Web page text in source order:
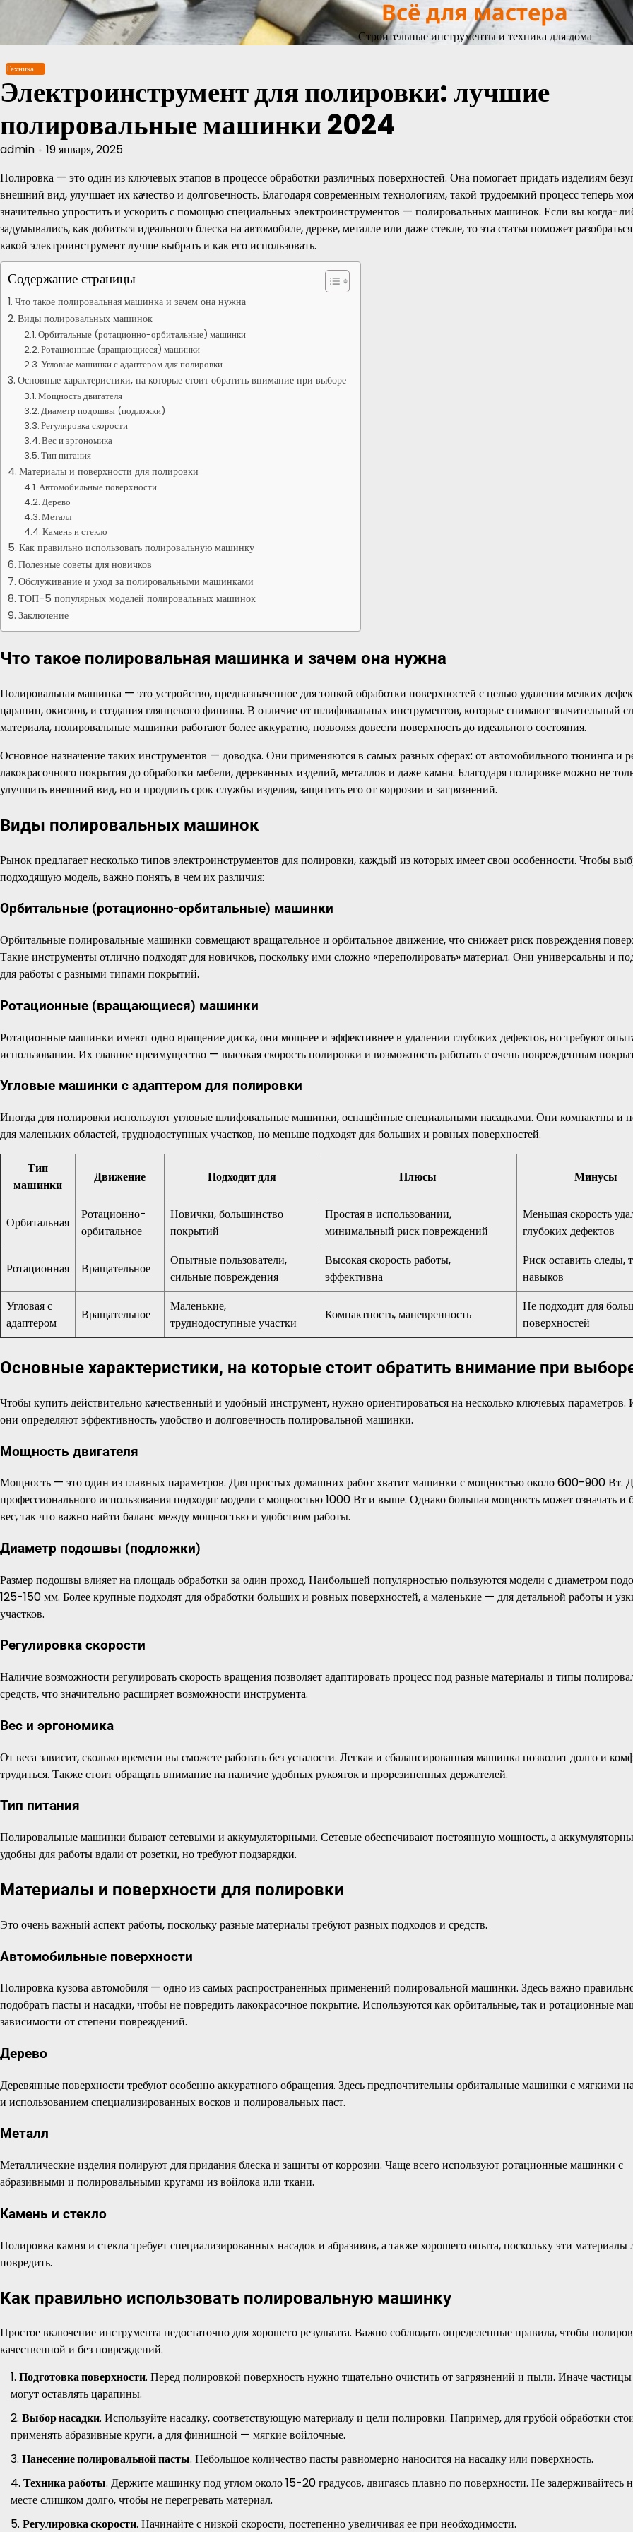
содержимому
Всё для мастера
Строительные инструменты и техника для дома
Техника
Электроинструмент для полировки: лучшие
полировальные машинки 2024
admin
19 января, 2025
Полировка — это один из ключевых этапов в процессе обработки различных поверхностей. Она помогает придать изделиям
внешний вид, улучшает их качество и долговечность. Благодаря современным технологиям, такой трудоемкий процесс теперь
значительно упростить и ускорить с помощью специальных электроинструментов — полировальных машинок. Если вы когда-
задумывались, как добиться идеального блеска на автомобиле, дереве, металле или даже стекле, то эта статья поможет
какой электроинструмент лучше выбрать и как его использовать.
Содержание страницы
Что такое полировальная машинка и зачем она нужна
Виды полировальных машинок
Орбитальные (ротационно-орбитальные) машинки
Ротационные (вращающиеся) машинки
Угловые машинки с адаптером для полировки
Основные характеристики, на которые стоит обратить внимание при выборе
Мощность двигателя
Диаметр подошвы (подложки)
Регулировка скорости
Вес и эргономика
Тип питания
Материалы и поверхности для полировки
Автомобильные поверхности
Дерево
Металл
Камень и стекло
Как правильно использовать полировальную машинку
Полезные советы для новичков
Обслуживание и уход за полировальными машинками
ТОП-5 популярных моделей полировальных машинок
Заключение
Что такое полировальная машинка и зачем она нужна
Полировальная машинка — это устройство, предназначенное для тонкой обработки поверхностей с целью удаления мелких
царапин, окислов, и создания глянцевого финиша. В отличие от шлифовальных инструментов, которые снимают значительный
материала, полировальные машинки работают более аккуратно, позволяя довести поверхность до идеального состояния.
Основное назначение таких инструментов — доводка. Они применяются в самых разных сферах: от автомобильного тюнинга и
лакокрасочного покрытия до обработки мебели, деревянных изделий, металлов и даже камня. Благодаря полировке можно не
улучшить внешний вид, но и продлить срок службы изделия, защитить его от коррозии и загрязнений.
Виды полировальных машинок
Рынок предлагает несколько типов электроинструментов для полировки, каждый из которых имеет свои особенности. Чтобы
подходящую модель, важно понять, в чем их различия:
Орбитальные (ротационно-орбитальные) машинки
Орбитальные полировальные машинки совмещают вращательное и орбитальное движение, что снижает риск повреждения
Такие инструменты отлично подходят для новичков, поскольку ими сложно «переполировать» материал. Они универсальны и
для работы с разными типами покрытий.
Ротационные (вращающиеся) машинки
Ротационные машинки имеют одно вращение диска, они мощнее и эффективнее в удалении глубоких дефектов, но требуют
использовании. Их главное преимущество — высокая скорость полировки и возможность работать с очень поврежденным
Угловые машинки с адаптером для полировки
Иногда для полировки используют угловые шлифовальные машинки, оснащённые специальными насадками. Они компактны и
для маленьких областей, труднодоступных участков, но меньше подходят для больших и ровных поверхностей.
Тип
машинки
Движение Подходит для Плюсы Минусы
Орбитальная
Ротационно-
орбитальное
Новички, большинство
покрытий
Простая в использовании,
минимальный риск повреждений
Меньшая скорость
глубоких дефектов
Ротационная Вращательное
Опытные пользователи,
сильные повреждения
Высокая скорость работы,
эффективна
Риск оставить следы,
навыков
Угловая с
адаптером
Вращательное
Маленькие,
труднодоступные участки
Компактность, маневренность
Не подходит для
поверхностей
Основные характеристики, на которые стоит обратить внимание при
Чтобы купить действительно качественный и удобный инструмент, нужно ориентироваться на несколько ключевых
они определяют эффективность, удобство и долговечность полировальной машинки.
Мощность двигателя
Мощность — это один из главных параметров. Для простых домашних работ хватит машинки с мощностью около 600-900 Вт.
профессионального использования подходят модели с мощностью 1000 Вт и выше. Однако большая мощность может означать и
вес, так что важно найти баланс между мощностью и удобством работы.
Диаметр подошвы (подложки)
Размер подошвы влияет на площадь обработки за один проход. Наибольшей популярностью пользуются модели с диаметром
125-150 мм. Более крупные подходят для обработки больших и ровных поверхностей, а маленькие — для детальной работы и
участков.
Регулировка скорости
Наличие возможности регулировать скорость вращения позволяет адаптировать процесс под разные материалы и типы
средств, что значительно расширяет возможности инструмента.
Вес и эргономика
От веса зависит, сколько времени вы сможете работать без усталости. Легкая и сбалансированная машинка позволит долго и
трудиться. Также стоит обращать внимание на наличие удобных рукояток и прорезиненных держателей.
Тип питания
Полировальные машинки бывают сетевыми и аккумуляторными. Сетевые обеспечивают постоянную мощность, а
удобны для работы вдали от розетки, но требуют подзарядки.
Материалы и поверхности для полировки
Это очень важный аспект работы, поскольку разные материалы требуют разных подходов и средств.
Автомобильные поверхности
Полировка кузова автомобиля — одно из самых распространенных применений полировальной машинки. Здесь важно
подобрать пасты и насадки, чтобы не повредить лакокрасочное покрытие. Используются как орбитальные, так и ротационные
зависимости от степени повреждений.
Дерево
Деревянные поверхности требуют особенно аккуратного обращения. Здесь предпочтительны орбитальные машинки с мягкими
и использованием специализированных восков и полировальных паст.
Металл
Металлические изделия полируют для придания блеска и защиты от коррозии. Чаще всего используют ротационные машинки с
абразивными и полировальными кругами из войлока или ткани.
Камень и стекло
Полировка камня и стекла требует специализированных насадок и абразивов, а также хорошего опыта, поскольку эти материалы
повредить.
Как правильно использовать полировальную машинку
Простое включение инструмента недостаточно для хорошего результата. Важно соблюдать определенные правила, чтобы
качественной и без повреждений.
Подготовка поверхности. Перед полировкой поверхность нужно тщательно очистить от загрязнений и пыли. Иначе частицы
могут оставлять царапины.
Выбор насадки. Используйте насадку, соответствующую материалу и цели полировки. Например, для грубой обработки
применять абразивные круги, а для финишной — мягкие войлочные.
Нанесение полировальной пасты. Небольшое количество пасты равномерно наносится на насадку или поверхность.
Техника работы. Держите машинку под углом около 15-20 градусов, двигаясь плавно по поверхности. Не задерживайтесь
месте слишком долго, чтобы не перегревать материал.
Регулировка скорости. Начинайте с низкой скорости, постепенно увеличивая ее при необходимости.